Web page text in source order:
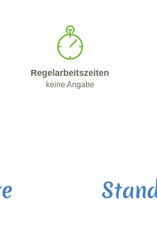
Regelarbeitszeiten
keine Angabe